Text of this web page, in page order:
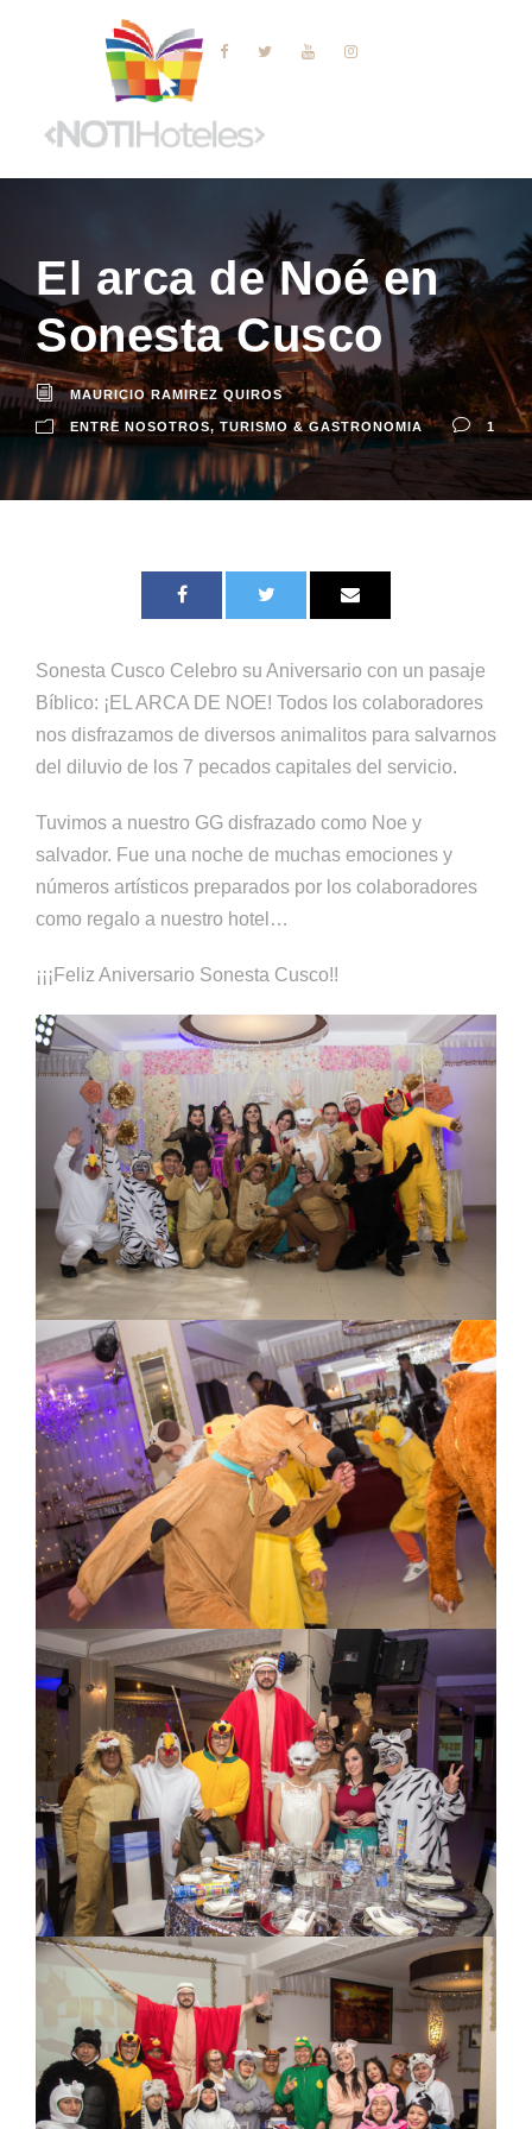
El arca de Noé en
Sonesta Cusco
MAURICIO RAMIREZ QUIROS
ENTRE NOSOTROS, TURISMO & GASTRONOMIA 1
Sonesta Cusco Celebro su Aniversario con un pasaje
Bíblico: ¡EL ARCA DE NOE! Todos los colaboradores
nos disfrazamos de diversos animalitos para salvarnos
del diluvio de los 7 pecados capitales del servicio.
Tuvimos a nuestro GG disfrazado como Noe y
salvador. Fue una noche de muchas emociones y
números artísticos preparados por los colaboradores
como regalo a nuestro hotel…
¡¡¡Feliz Aniversario Sonesta Cusco!!